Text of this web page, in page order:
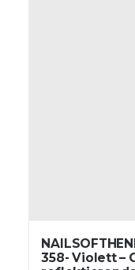
358- Violett –